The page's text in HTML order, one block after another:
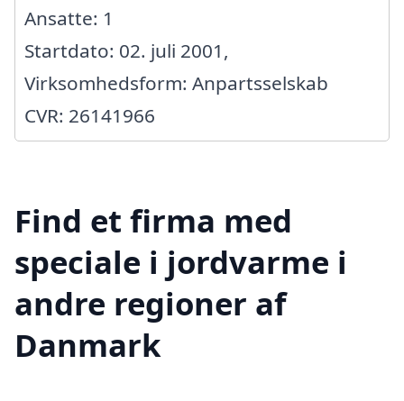
Ansatte: 1
Startdato: 02. juli 2001,
Virksomhedsform: Anpartsselskab
CVR: 26141966
Find et firma med
speciale i jordvarme i
andre regioner af
Danmark